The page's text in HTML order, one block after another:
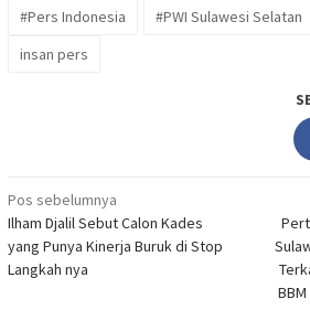
#Pers Indonesia
#PWI Sulawesi Selatan
insan pers
Navigasi
pos
Pos sebelumnya
Ilham Djalil Sebut Calon Kades
yang Punya Kinerja Buruk di Stop
Langkah nya